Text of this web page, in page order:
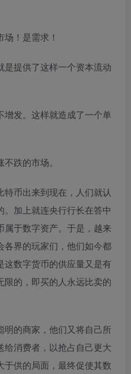
！是需求！
是提供了这样一个资本流动
发。这样就造成了一个单
跌的市场。
币出来到现在，人们就认
加上就连央行行长在答中
属于数字资产。于是，越来
各界的玩家们，他们如今都
这数字货币的供应量又是有
限的，即买的人永远比卖的
明的商家，他们又将自己所
给消费者，以抢占自己更大
于供的局面，最终促使其数